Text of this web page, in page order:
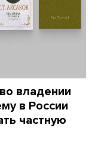
владении
в России
частную